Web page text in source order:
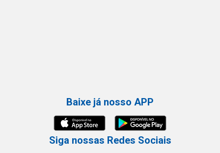
Baixe já nosso APP
Siga nossas Redes Sociais